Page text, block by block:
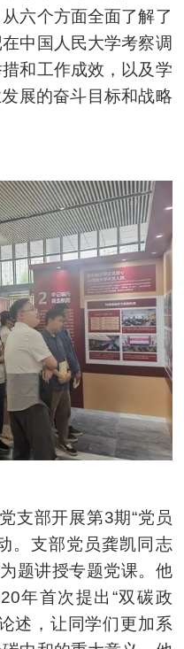
六个方面全面了解了
中国人民大学考察调
和工作成效，以及学
展的奋斗目标和战略
支部开展第3期“党员
。支部党员龚凯同志
题讲授专题党课。他
年首次提出“双碳政
述，让同学们更加系